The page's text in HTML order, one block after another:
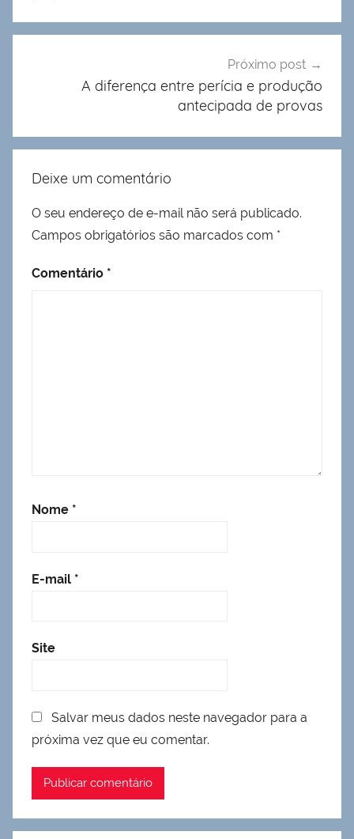
Próximo post
A diferença entre perícia e produção
antecipada de provas
Deixe um comentário
O seu endereço de e-mail não será publicado.
Campos obrigatórios são marcados com *
Comentário *
Nome *
E-mail *
Site
Salvar meus dados neste navegador para a
próxima vez que eu comentar.